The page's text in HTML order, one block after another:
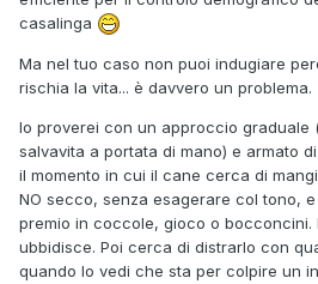
casalinga
Ma nel tuo caso non puoi indugiare
rischia la vita... è davvero un problema.
Io proverei con un approccio graduale
salvavita a portata di mano) e armato
il momento in cui il cane cerca di
NO secco, senza esagerare col tono,
premio in coccole, gioco o bocconcini.
ubbidisce. Poi cerca di distrarlo con
quando lo vedi che sta per colpire un